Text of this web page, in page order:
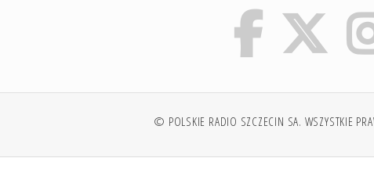
© POLSKIE RADIO SZCZECIN SA. WSZYSTKIE